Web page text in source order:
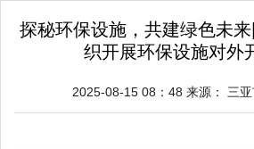
探秘环保设施，共建绿色未
织开展环保设施对外
2025-08-15 08：48 来源： 三